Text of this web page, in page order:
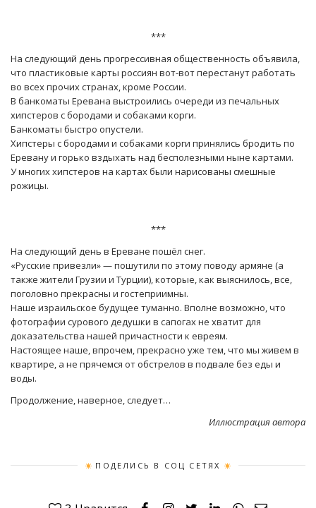
***
На следующий день прогрессивная общественность объявила,
что пластиковые карты россиян вот-вот перестанут работать
во всех прочих странах, кроме России.
В банкоматы Еревана выстроились очереди из печальных
хипстеров с бородами и собаками корги.
Банкоматы быстро опустели.
Хипстеры с бородами и собаками корги принялись бродить по
Еревану и горько вздыхать над бесполезными ныне картами.
У многих хипстеров на картах были нарисованы смешные
рожицы.
***
На следующий день в Ереване пошёл снег.
«Русские привезли» — пошутили по этому поводу армяне (а
также жители Грузии и Турции), которые, как выяснилось, все,
поголовно прекрасны и гостеприимны.
Наше израильское будущее туманно. Вполне возможно, что
фотографии сурового дедушки в сапогах не хватит для
доказательства нашей причастности к евреям.
Настоящее наше, впрочем, прекрасно уже тем, что мы живем в
квартире, а не прячемся от обстрелов в подвале без еды и
воды.
Продолжение, наверное, следует…
Иллюстрация автора
ПОДЕЛИСЬ В СОЦ СЕТЯХ